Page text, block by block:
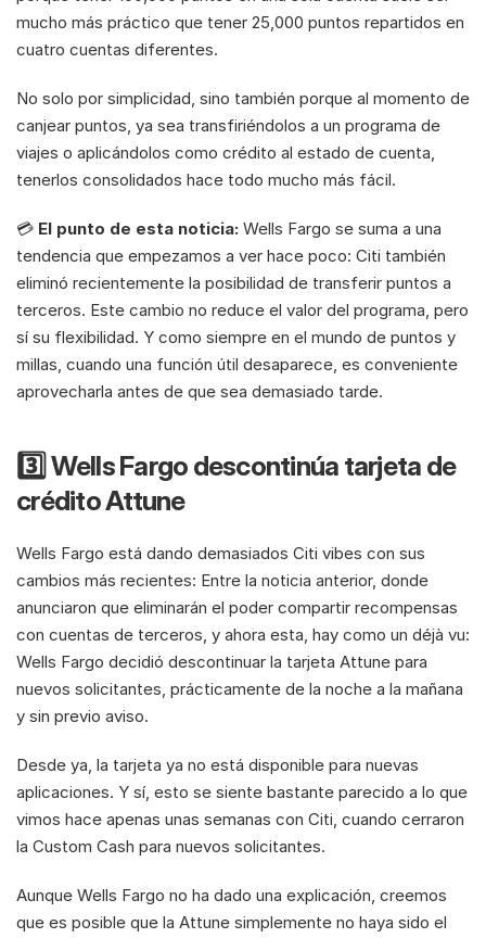
mucho más práctico que tener 25,000 puntos repartidos en
cuatro cuentas diferentes.
No solo por simplicidad, sino también porque al momento de
canjear puntos, ya sea transfiriéndolos a un programa de
viajes o aplicándolos como crédito al estado de cuenta,
tenerlos consolidados hace todo mucho más fácil.
💳 El punto de esta noticia: Wells Fargo se suma a una
tendencia que empezamos a ver hace poco: Citi también
eliminó recientemente la posibilidad de transferir puntos a
terceros. Este cambio no reduce el valor del programa, pero
sí su flexibilidad. Y como siempre en el mundo de puntos y
millas, cuando una función útil desaparece, es conveniente
aprovecharla antes de que sea demasiado tarde.
3️⃣ Wells Fargo descontinúa tarjeta de
crédito Attune
Wells Fargo está dando demasiados Citi vibes con sus
cambios más recientes: Entre la noticia anterior, donde
anunciaron que eliminarán el poder compartir recompensas
con cuentas de terceros, y ahora esta, hay como un déjà vu:
Wells Fargo decidió descontinuar la tarjeta Attune para
nuevos solicitantes, prácticamente de la noche a la mañana
y sin previo aviso.
Desde ya, la tarjeta ya no está disponible para nuevas
aplicaciones. Y sí, esto se siente bastante parecido a lo que
vimos hace apenas unas semanas con Citi, cuando cerraron
la Custom Cash para nuevos solicitantes.
Aunque Wells Fargo no ha dado una explicación, creemos
que es posible que la Attune simplemente no haya sido el